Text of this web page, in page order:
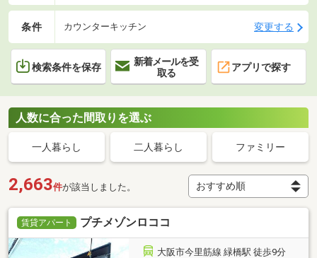
条件 カウンターキッチン 変更する
検索条件を保存
新着メールを受
取る
アプリで探す
人数に合った間取りを選ぶ
一人暮らし 二人暮らし ファミリー
2,663件が該当しました。
賃貸アパート プチメゾンロココ
大阪市今里筋線 緑橋駅 徒歩9分